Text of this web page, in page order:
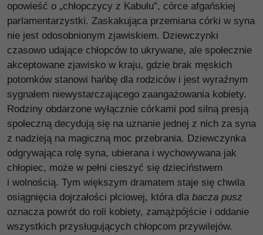
opowieść o „chłopczycy z Kabulu”, córce afgańskiej
parlamentarzystki. Zaskakująca przemiana córki w syna
nie jest odosobnionym zjawiskiem. Dziewczynki
czasowo udające chłopców to ukrywane, ale społecznie
akceptowane zjawisko w kraju, gdzie brak męskich
potomków stanowi hańbę dla rodziców i jest wyraźnym
sygnałem niewystarczającego zaangażowania kobiety.
Rodziny obdarzone wyłącznie córkami pod silną presją
społeczną decydują się na uznanie jednej z nich za syna
z nadzieją na magiczną moc przebrania. Dziewczynka
odgrywająca rolę syna, ubierana i wychowywana jak
chłopiec, może w pełni cieszyć się dzieciństwem
i wolnością. Tym większym dramatem staje się chwila
osiągnięcia dojrzałości płciowej, która dla bacza pusz
oznacza powrót do roli kobiety, zamążpójście i oddanie
wszystkich przysługujących chłopcom przywilejów.